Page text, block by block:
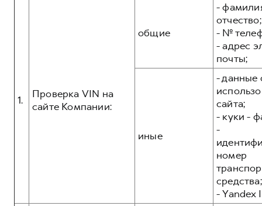
Коллекция Детская
1.
Проверка VIN на
сайте Компании:
общие
-
отчество;
- №
- адрес
почты;
иные
- данные
сайта;
- куки -
-
номер
средства;
- Yandex